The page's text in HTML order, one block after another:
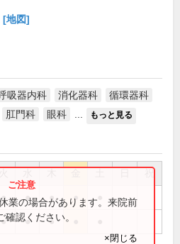
[地図]
吸器内科 消化器科
循環器科
肛門科 眼科 もっと見る
祝
● ● ● ●
● ● ●
業の場合があります。来院前
認ください。
×閉じる